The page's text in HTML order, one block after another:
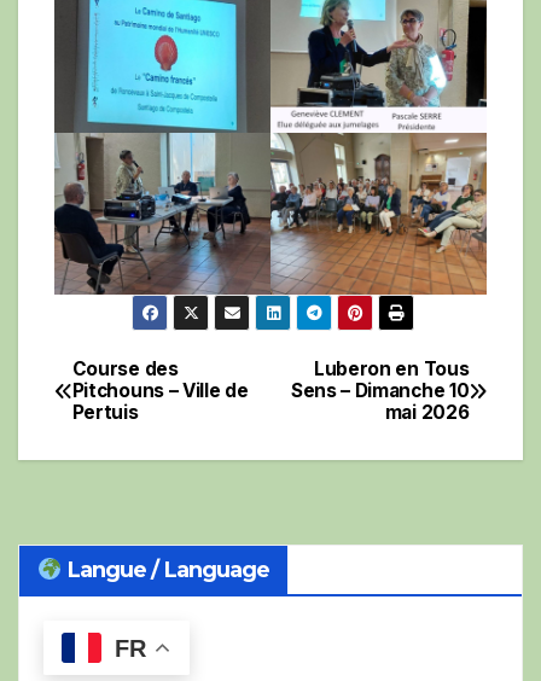
Navigation
de
Luberon en Tous
Sens – Dimanche 10
mai 2026
Course des
Pitchouns – Ville de
Pertuis
Langue / Language
FR